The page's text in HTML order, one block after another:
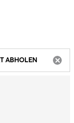
ABHOLEN